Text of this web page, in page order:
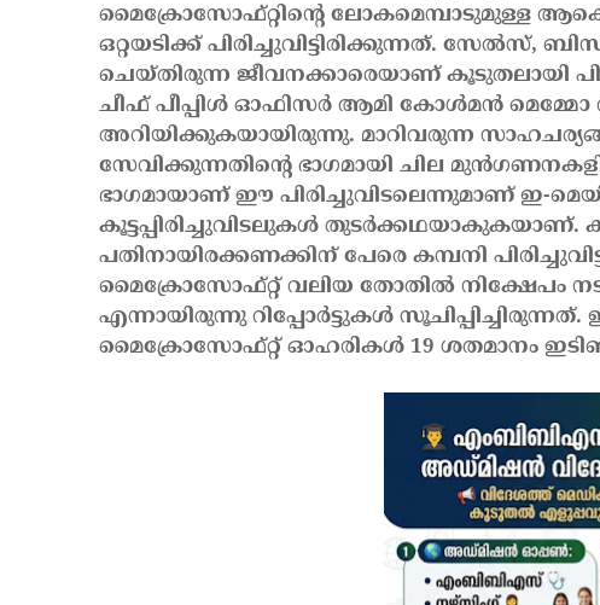
മൈക്രോസോഫ്റ്റിന്റെ ലോകമെമ്പാടുമുള്ള
ഒറ്റയടിക്ക് പിരിച്ചുവിട്ടിരിക്കുന്നത്. സേല്‍സ്,
ചെയ്തിരുന്ന ജീവനക്കാരെയാണ് കൂടുതലായി
ചീഫ് പീപ്പിള്‍ ഓഫിസര്‍ ആമി കോള്‍മന്‍ മെമ്മോ
അറിയിക്കുകയായിരുന്നു. മാറിവരുന്ന
സേവിക്കുന്നതിന്റെ ഭാഗമായി ചില
ഭാഗമായാണ് ഈ പിരിച്ചുവിടലെന്നുമാണ് ഇ-
കൂട്ടപ്പിരിച്ചുവിടലുകള്‍
പതിനായിരക്കണക്കിന് പേരെ കമ്പനി
മൈക്രോസോഫ്റ്റ് വലിയ തോതില്‍ നിക്ഷേപം
എന്നായിരുന്നു റിപ്പോര്‍ട്ടുകള്‍
മൈക്രോസോഫ്റ്റ് ഓഹരികള്‍ 19 ശതമാനം